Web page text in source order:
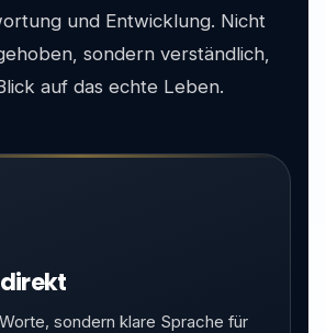
und Entwicklung. Nicht
sondern verständlich,
auf das echte Leben.
sondern klare Sprache für